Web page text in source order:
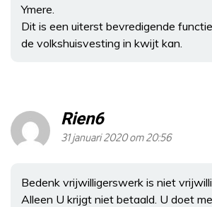
Ymere.
Dit is een uiterst bevredigende
de volkshuisvesting in kwijt kan.
Rien6
31 januari 2020 om 20:56
Bedenk vrijwilligerswerk is niet
Alleen U krijgt niet betaald. U doet